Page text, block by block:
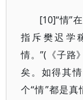
[10]“情”
指斥樊迟学
情。”(《子路
矣。如得其
个“情”都是